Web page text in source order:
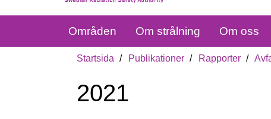
Områden Om strålning Om oss
Startsida Publikationer Rapporter
2021